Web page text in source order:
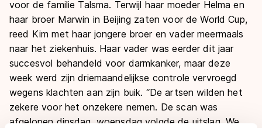
voor de familie Talsma. Terwijl haar moeder Helma en
haar broer Marwin in Beijing zaten voor de World Cup,
reed Kim met haar jongere broer en vader meermaals
naar het ziekenhuis. Haar vader was eerder dit jaar
succesvol behandeld voor darmkanker, maar deze
week werd zijn driemaandelijkse controle vervroegd
wegens klachten aan zijn buik. “De artsen wilden het
zekere voor het onzekere nemen. De scan was
afgelopen dinsdag, woensdag volgde de uitslag. We